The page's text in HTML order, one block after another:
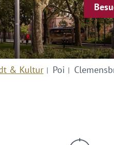
& Kultur Poi